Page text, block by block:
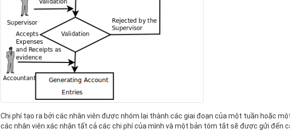
Chi phí tạo ra bởi các nhân viên được nhóm lại thành các giai đoạn của một tuần hoặc
các nhân viên xác nhận tất cả các chi phí của mình và một bản tóm tắt sẽ được gửi đến